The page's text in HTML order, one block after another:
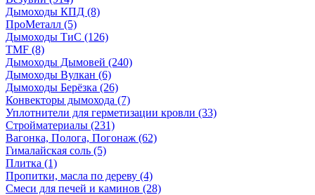
Дымоходы КПД (8)
ПроМеталл (5)
Дымоходы ТиС (126)
TMF (8)
Дымоходы Дымовей (240)
Дымоходы Вулкан (6)
Дымоходы Берёзка (26)
Конвекторы дымохода (7)
Уплотнители для герметизации кровли (33)
Стройматериалы (231)
Вагонка, Полога, Погонаж (62)
Гималайская соль (5)
Плитка (1)
Пропитки, масла по дереву (4)
Смеси для печей и каминов (28)